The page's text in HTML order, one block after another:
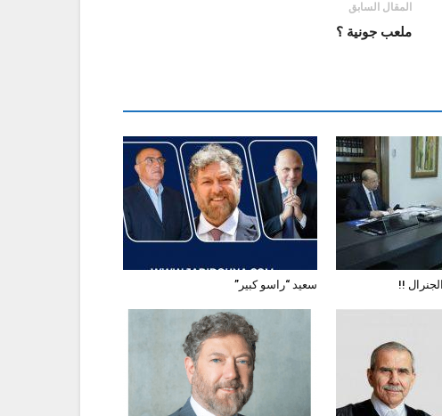
المقال السابق
ملعب جونية ؟
سعيد “راسو كبير” !!